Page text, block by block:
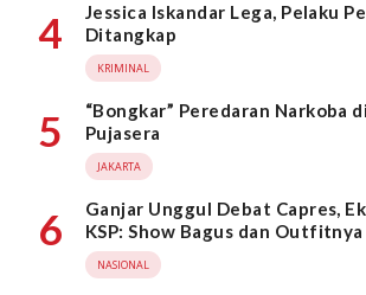
4
Jessica Iskandar Lega, Pelaku
Ditangkap
KRIMINAL
5
“Bongkar” Peredaran Narkoba
Pujasera
JAKARTA
6
Ganjar Unggul Debat Capres,
KSP: Show Bagus dan
NASIONAL